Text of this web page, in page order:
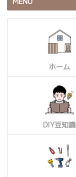
ホーム
DIY豆知識